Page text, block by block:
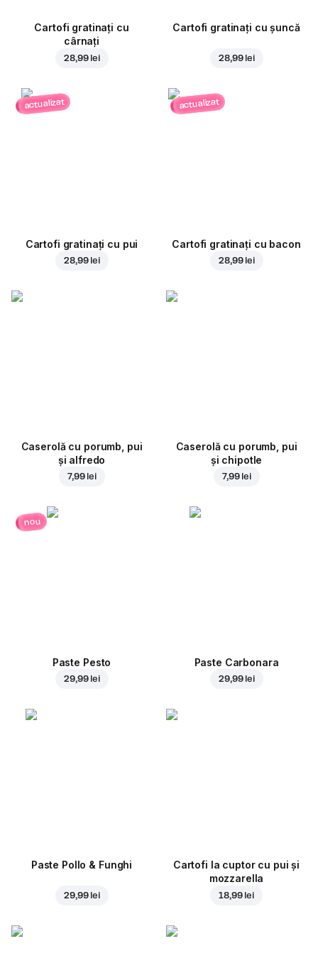
Cartofi gratinați cu
cârnați
28,99 lei
Cartofi gratinați cu șuncă
28,99 lei
actualizat
Cartofi gratinați cu pui
28,99 lei
actualizat
Cartofi gratinați cu bacon
28,99 lei
Caserolă cu porumb, pui
și alfredo
7,99 lei
Caserolă cu porumb, pui
și chipotle
7,99 lei
nou
Paste Pesto
29,99 lei
Paste Carbonara
29,99 lei
Paste Pollo & Funghi
29,99 lei
Cartofi la cuptor cu pui și
mozzarella
18,99 lei